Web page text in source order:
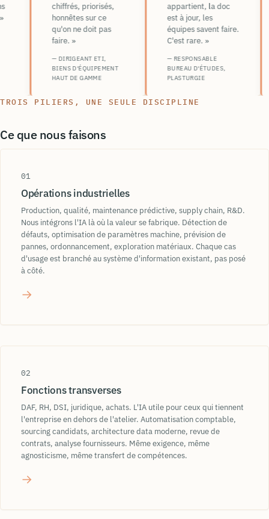
DOE
CCD
DMAIC
backpropagation
ReLU
Lean
takt time
Kanban
chiffrés, priorisés,
honnêtes sur ce
qu'on ne doit pas
faire. »
— DIRIGEANT ETI,
BIENS D'ÉQUIPEMENT
HAUT DE GAMME
appartient, la doc
est à jour, les
équipes savent faire.
C'est rare. »
— RESPONSABLE
BUREAU D'ÉTUDES,
PLASTURGIE
TROIS PILIERS, UNE SEULE DISCIPLINE
Ce que nous faisons
01
Opérations industrielles
Production, qualité, maintenance prédictive, supply chain, R&D.
Nous intégrons l'IA là où la valeur se fabrique. Détection de
défauts, optimisation de paramètres machine, prévision de
pannes, ordonnancement, exploration matériaux. Chaque cas
d'usage est branché au système d'information existant, pas posé
à côté.
→
02
Fonctions transverses
DAF, RH, DSI, juridique, achats. L'IA utile pour ceux qui tiennent
l'entreprise en dehors de l'atelier. Automatisation comptable,
sourcing candidats, architecture data moderne, revue de
contrats, analyse fournisseurs. Même exigence, même
agnosticisme, même transfert de compétences.
→